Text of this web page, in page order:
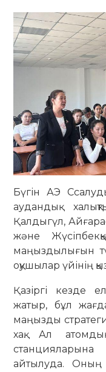
Бүгін АЭ
аудандық
Қалдыгүл,
және
маңыздылығын
оқушылар үйінің
Қазіргі кезде
жатыр, бұл
маңызды
хақ. Ал
станцияларына
айтылуда. Оның